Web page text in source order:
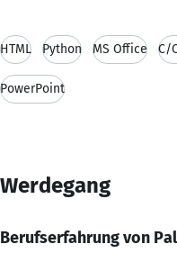
HTML Python MS Office C/
PowerPoint
Werdegang
Berufserfahrung von